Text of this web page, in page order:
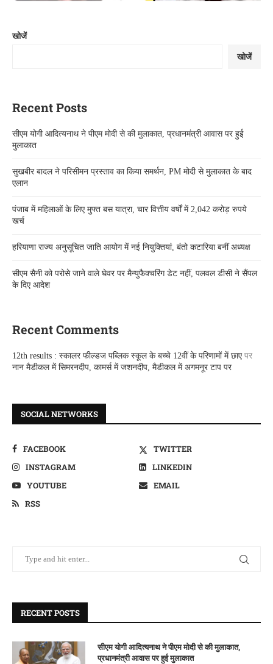
खोजें
खोजें
Recent Posts
सीएम योगी आदित्यनाथ ने पीएम मोदी से की मुलाकात, प्रधानमंत्री आवास पर हुई
मुलाकात
सुखबीर बादल ने परिसीमन प्रस्ताव का किया समर्थन, PM मोदी से मुलाकात के बाद
एलान
पंजाब में महिलाओं के लिए मुफ्त बस यात्रा, चार वित्तीय वर्षों में 2,042 करोड़ रुपये
खर्च
हरियाणा राज्य अनुसूचित जाति आयोग में नई नियुक्तियां, बंतो कटारिया बनीं अध्यक्ष
सीएम सैनी को परोसे जाने वाले घेवर पर मैन्युफैक्चरिंग डेट नहीं, पलवल डीसी ने सैंपल
के दिए आदेश
Recent Comments
12th results : स्कालर फील्डज पब्लिक स्कूल के बच्चे 12वीं के परिणामों में छाएपर
नान मैडीकल में सिमरनदीप, कामर्स में जशनदीप, मैडीकल में अगमनूर टाप पर
SOCIAL NETWORKS
FACEBOOK
TWITTER
INSTAGRAM
LINKEDIN
YOUTUBE
EMAIL
RSS
RECENT POSTS
सीएम योगी आदित्यनाथ ने पीएम मोदी से की मुलाकात,
प्रधानमंत्री आवास पर हुई मुलाकात